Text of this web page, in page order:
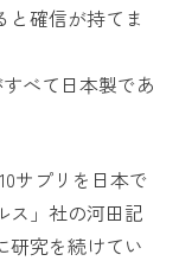
と確信が持てま
べて日本製であ
サプリを日本で
ス」社の河田記
研究を続けてい